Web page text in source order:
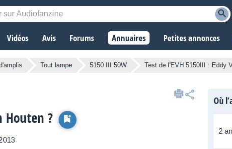
Vidéos Avis Forums Annuaires Petites annonces
Tout lampe 5150 III 50W Test de l'EVH 5150III : Eddy
Houten ?
Où
2